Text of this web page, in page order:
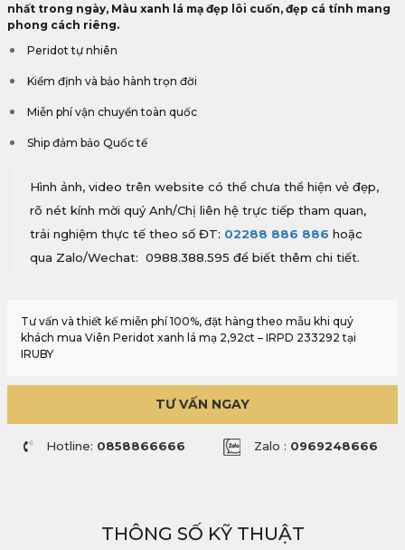
nhất trong ngày, Màu xanh lá mạ đẹp lôi cuốn, đẹp cá tính mang
phong cách riêng.
Peridot tự nhiên
Kiểm định và bảo hành trọn đời
Miễn phí vận chuyển toàn quốc
Ship đảm bảo Quốc tế
Hình ảnh, video trên website có thể chưa thể hiện vẻ đẹp,
rõ nét kính mời quý Anh/Chị liên hệ trực tiếp tham quan,
trải nghiệm thực tế theo số ĐT: 02288 886 886 hoặc
qua Zalo/Wechat: 0988.388.595 để biết thêm chi tiết.
Tư vấn và thiết kế miễn phí 100%, đặt hàng theo mẫu khi quý
khách mua Viên Peridot xanh lá mạ 2,92ct – IRPD 233292 tại
IRUBY
TƯ VẤN NGAY
Hotline: 0858866666 Zalo : 0969248666
THÔNG SỐ KỸ THUẬT